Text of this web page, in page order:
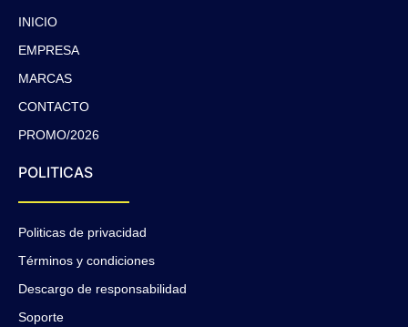
INICIO
EMPRESA
MARCAS
CONTACTO
PROMO/2026
POLITICAS
Politicas de privacidad
Términos y condiciones
Descargo de responsabilidad
Soporte